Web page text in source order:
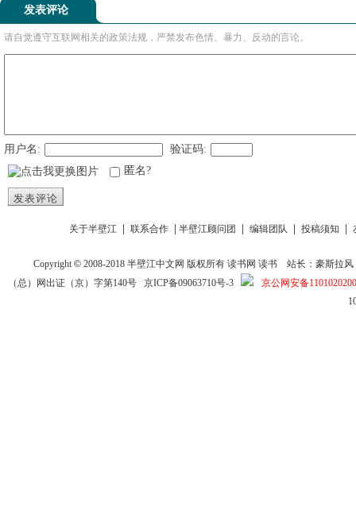
发表评论
请自觉遵守互联网相关的政策法规，严禁发布色情、暴力、反动的言论。
用户名:
验证码:
匿名?
发表评论
关于半壁江 联系合作 半壁江顾问团 编辑团队 投稿须知
Copyright © 2008-2018半壁江中文网 版权所有读书网 读书
站长：豪斯拉风
（总）网出证（京）字第140号 京ICP备09063710号-3
京公网安备